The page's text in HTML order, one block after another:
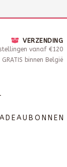
- Zaterdag open
VERZENDING
vanaf €120
GRATIS binnen België